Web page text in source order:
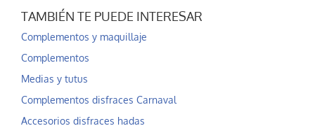
TAMBIÉN TE PUEDE INTERESAR
Complementos y maquillaje
Complementos
Medias y tutus
Complementos disfraces Carnaval
Accesorios disfraces hadas